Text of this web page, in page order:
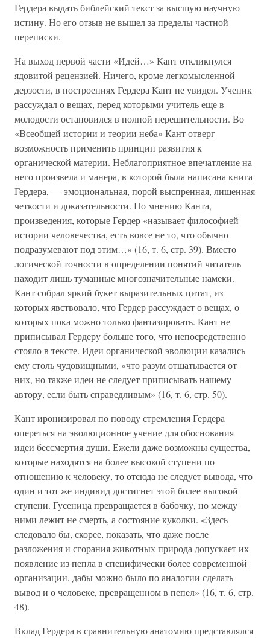
Гердера выдать библейский текст за высшую научную
истину. Но его отзыв не вышел за пределы частной
переписки.
На выход первой части «Идей…» Кант откликнулся
ядовитой рецензией. Ничего, кроме легкомысленной
дерзости, в построениях Гердера Кант не увидел. Ученик
рассуждал о вещах, перед которыми учитель еще в
молодости остановился в полной нерешительности. Во
«Всеобщей истории и теории неба» Кант отверг
возможность применить принцип развития к
органической материи. Неблагоприятное впечатление на
него произвела и манера, в которой была написана книга
Гердера, — эмоциональная, порой выспренная, лишенная
четкости и доказательности. По мнению Канта,
произведения, которые Гердер «называет философией
истории человечества, есть вовсе не то, что обычно
подразумевают под этим…» (16, т. 6, стр. 39). Вместо
логической точности в определении понятий читатель
находит лишь туманные многозначительные намеки.
Кант собрал яркий букет выразительных цитат, из
которых явствовало, что Гердер рассуждает о вещах, о
которых пока можно только фантазировать. Кант не
приписывал Гердеру больше того, что непосредственно
стояло в тексте. Идеи органической эволюции казались
ему столь чудовищными, «что разум отшатывается от
них, но также идеи не следует приписывать нашему
автору, если быть справедливым» (16, т. 6, стр. 50).
Кант иронизировал по поводу стремления Гердера
опереться на эволюционное учение для обоснования
идеи бессмертия души. Ежели даже возможны существа,
которые находятся на более высокой ступени по
отношению к человеку, то отсюда не следует вывода, что
один и тот же индивид достигнет этой более высокой
ступени. Гусеница превращается в бабочку, но между
ними лежит не смерть, а состояние куколки. «Здесь
следовало бы, скорее, показать, что даже после
разложения и сгорания животных природа допускает их
появление из пепла в специфически более современной
организации, дабы можно было по аналогии сделать
вывод и о человеке, превращенном в пепел» (16, т. 6, стр.
48).
Вклад Гердера в сравнительную анатомию представлялся